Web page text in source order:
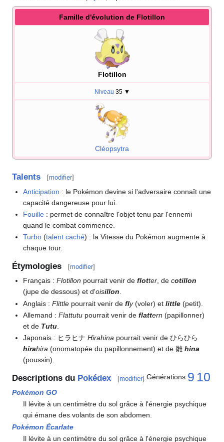
Famille d'évolution de Flotillon
Flotillon
Niveau 35 ▼
Cléopsytra
Talents [modifier]
Anticipation : le Pokémon devine si l'adversaire connaît une
capacité dangereuse pour lui.
Fouille : permet de connaître l'objet tenu par l'ennemi
quand le combat commence.
Turbo (talent caché) : la Vitesse du Pokémon augmente à
chaque tour.
Étymologies [modifier]
Français :Flotillon pourrait venir deflotter , decotillon
(jupe de dessous) et d'oisillon
Anglais :Flittle pourrait venir defly(voler) etlittle (petit).
Allemand :Flattutu pourrait venir deflattern (papillonner)
et de Tutu
Japonais : ヒラヒナHirahina pourrait venir de ひらひら
hirahira (onomatopée du papillonnement) et de 雛hina
(poussin).
Descriptions du Pokédex [modifier] Générations 9 10
Pokémon GO
Il lévite à un centimètre du sol grâce à l'énergie psychique
qui émane des volants de son abdomen.
Pokémon Écarlate
Il lévite à un centimètre du sol grâce à l'énergie psychique